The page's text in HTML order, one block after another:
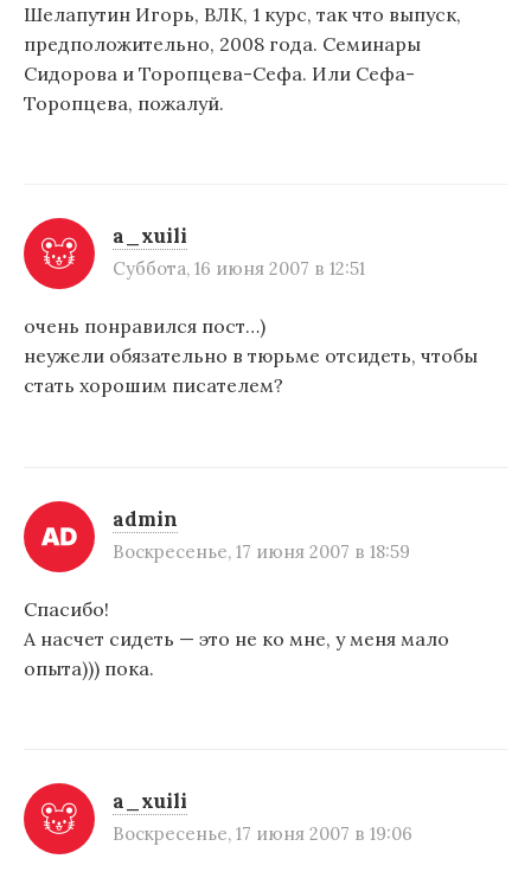
Шелапутин Игорь, ВЛК, 1 курс, так что выпуск,
предположительно, 2008 года. Семинары
Сидорова и Торопцева-Сефа. Или Сефа-
Торопцева, пожалуй.
a_xuili
Суббота, 16 июня 2007 в 12:51
очень понравился пост…)
неужели обязательно в тюрьме отсидеть, чтобы
стать хорошим писателем?
admin
Воскресенье, 17 июня 2007 в 18:59
Спасибо!
А насчет сидеть — это не ко мне, у меня мало
опыта))) пока.
a_xuili
Воскресенье, 17 июня 2007 в 19:06